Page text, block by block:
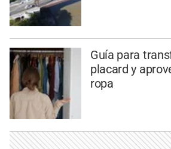
Guía para
placard y
ropa